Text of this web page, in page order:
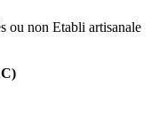
ou non Etabli artisanale